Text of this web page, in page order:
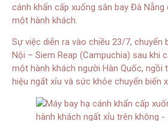
cánh khẩn cấp xuống sân bay Đà
một hành khách.
Sự việc diễn ra vào chiều 23/7, chuyến
Nội – Siem Reap (Campuchia) sau khi
một hành khách người Hàn Quốc, ngồi
hiệu ngất xỉu và sức khỏe chuyển biến